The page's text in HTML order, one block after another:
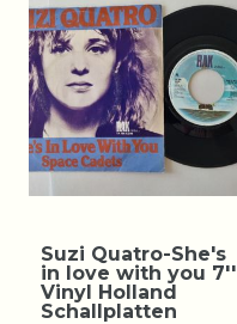
Suzi Quatro-She's
in love with you 7''
Vinyl Holland
Schallplatten